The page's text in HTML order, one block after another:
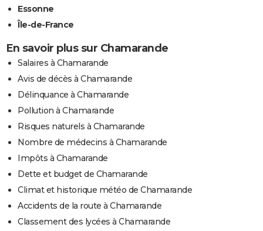
Essonne
Île-de-France
En savoir plus sur Chamarande
Salaires à Chamarande
Avis de décès à Chamarande
Délinquance à Chamarande
Pollution à Chamarande
Risques naturels à Chamarande
Nombre de médecins à Chamarande
Impôts à Chamarande
Dette et budget de Chamarande
Climat et historique météo de Chamarande
Accidents de la route à Chamarande
Classement des lycées à Chamarande